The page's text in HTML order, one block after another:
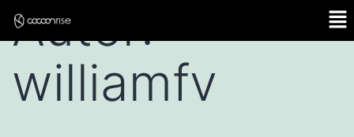
Autor:
williamfv